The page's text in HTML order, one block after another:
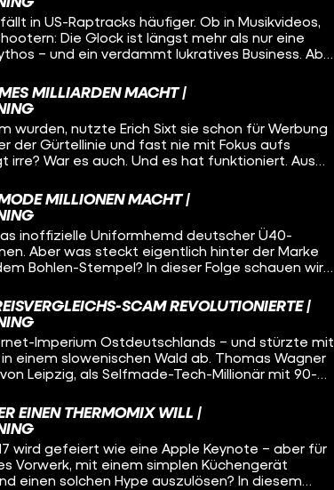
aber ein Milliarden-Imperium.
in US-Raptracks häufiger. Ob in Musikvideos,
Die Glock ist längst mehr als nur eine
– und ein verdammt lukratives Business. Aber
wurde, der vorher... Gardinenstangen
Dazu: jede Menge Popkultur-Referenzen (Rap,
True Crime – und eine Menge WTF-Momente.
MILLIARDEN MACHT |
wurden, nutzte Erich Sixt sie schon für Werbung
der Gürtellinie und fast nie mit Fokus aufs
irre? War es auch. Und es hat funktioniert. Aus
mit über 350.000 Fahrzeugen – dank smarter
und legendärer Marketing-
Matt.
MILLIONEN MACHT |
inoffizielle Uniformhemd deutscher Ü40-
Aber was steckt eigentlich hinter der Marke
Bohlen-Stempel? In dieser Folge schauen wir
aber tief im deutschen Osten gewachsen
Zeit am richtigen Ort waren – und mit
Fanboytum und viel unternehmerischem Risiko
haben. Warum heißt das Unternehmen
hassen) Menschen Camp David so sehr? Und
SCAM REVOLUTIONIERTE |
Imperium Ostdeutschlands – und stürzte mit
einem slowenischen Wald ab. Thomas Wagner
Leipzig, als Selfmade-Tech-Millionär mit 90-
den spektakulärsten „Rip Deal“ der deutschen
wirklich in den letzten 72 Stunden seines
euch in dieser Doku.
EINEN THERMOMIX WILL |
wird gefeiert wie eine Apple Keynote – aber für
Vorwerk, mit einem simplen Küchengerät
einen solchen Hype auszulösen? In diesem